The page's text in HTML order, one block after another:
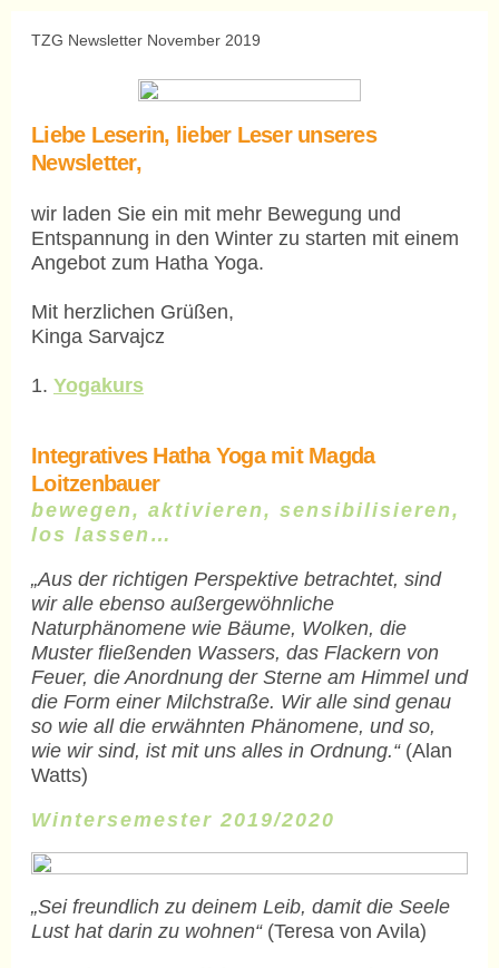
TZG Newsletter November 2019
Liebe Leserin, lieber Leser unseres
Newsletter,
wir laden Sie ein mit mehr Bewegung und
Entspannung in den Winter zu starten mit einem
Angebot zum Hatha Yoga.
Mit herzlichen Grüßen,
Kinga Sarvajcz
1. Yogakurs
Integratives Hatha Yoga mit Magda
Loitzenbauer
bewegen, aktivieren, sensibilisieren,
los lassen…
„Aus der richtigen Perspektive betrachtet, sind
wir alle ebenso außergewöhnliche
Naturphänomene wie Bäume, Wolken, die
Muster fließenden Wassers, das Flackern von
Feuer, die Anordnung der Sterne am Himmel und
die Form einer Milchstraße. Wir alle sind genau
so wie all die erwähnten Phänomene, und so,
wie wir sind, ist mit uns alles in Ordnung.“ (Alan
Watts)
Wintersemester 2019/2020
„Sei freundlich zu deinem Leib, damit die Seele
Lust hat darin zu wohnen“ (Teresa von Avila)